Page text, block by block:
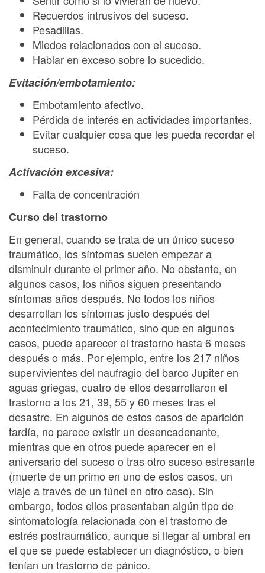
Recuerdos intrusivos del suceso.
Pesadillas.
Miedos relacionados con el suceso.
Hablar en exceso sobre lo sucedido.
Evitación/embotamiento:
Embotamiento afectivo.
Pérdida de interés en actividades importantes.
Evitar cualquier cosa que les pueda recordar el
suceso.
Activación excesiva:
Falta de concentración
Curso del trastorno
En general, cuando se trata de un único suceso
traumático, los síntomas suelen empezar a
disminuir durante el primer año. No obstante, en
algunos casos, los niños siguen presentando
síntomas años después. No todos los niños
desarrollan los síntomas justo después del
acontecimiento traumático, sino que en algunos
casos, puede aparecer el trastorno hasta 6 meses
después o más. Por ejemplo, entre los 217 niños
supervivientes del naufragio del barco Jupiter en
aguas griegas, cuatro de ellos desarrollaron el
trastorno a los 21, 39, 55 y 60 meses tras el
desastre. En algunos de estos casos de aparición
tardía, no parece existir un desencadenante,
mientras que en otros puede aparecer en el
aniversario del suceso o tras otro suceso estresante
(muerte de un primo en uno de estos casos, un
viaje a través de un túnel en otro caso). Sin
embargo, todos ellos presentaban algún tipo de
sintomatología relacionada con el trastorno de
estrés postraumático, aunque si llegar al umbral en
el que se puede establecer un diagnóstico, o bien
tenían un trastorno de pánico.